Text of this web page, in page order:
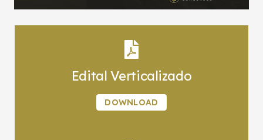
Edital Verticalizado
DOWNLOAD